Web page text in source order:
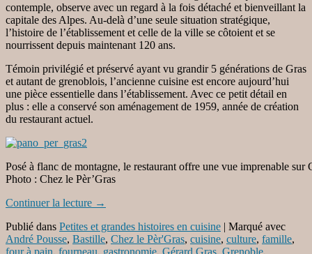
contemple, observe avec un regard à la fois détaché et bienveillant la
capitale des Alpes. Au-delà d’une seule situation stratégique,
l’histoire de l’établissement et celle de la ville se côtoient et se
nourrissent depuis maintenant 120 ans.
Témoin privilégié et préservé ayant vu grandir 5 générations de Gras
et autant de grenoblois, l’ancienne cuisine est encore aujourd’hui
une pièce essentielle dans l’établissement. Avec ce petit détail en
plus : elle a conservé son aménagement de 1959, année de création
du restaurant actuel.
Posé à flanc de montagne, le restaurant offre une vue imprenable sur
Photo : Chez le Pèr’Gras
Continuer la lecture →
Publié dans Petites et grandes histoires en cuisine | Marqué avec
André Pousse, Bastille, Chez le Pèr'Gras, cuisine, culture, famille,
four à pain, fourneau, gastronomie, Gérard Gras, Grenoble,